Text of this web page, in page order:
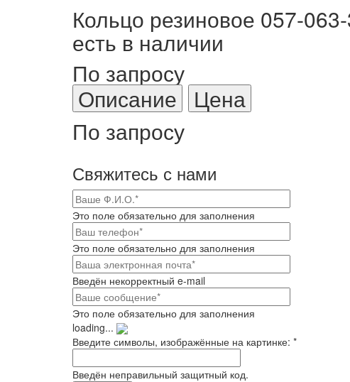
Кольцо резиновое 057-
есть в наличии
По запросу
Описание
Цена
По запросу
Свяжитесь с нами
Это поле обязательно для заполнения
Это поле обязательно для заполнения
Введён некорректный e-mail
Это поле обязательно для заполнения
loading...
Введите символы, изображённые на картинке: *
Введён неправильный защитный код.